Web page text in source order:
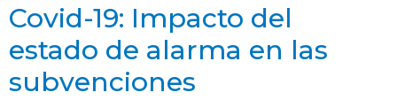
Covid-19: Impacto del
estado de alarma en las
subvenciones